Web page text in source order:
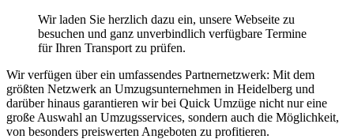
Wir laden Sie herzlich dazu ein, unsere Webseite zu
besuchen und ganz unverbindlich verfügbare Termine
für Ihren Transport zu prüfen.
Wir verfügen über ein umfassendes Partnernetzwerk: Mit dem
größten Netzwerk an Umzugsunternehmen in Heidelberg und
darüber hinaus garantieren wir bei Quick Umzüge nicht nur eine
große Auswahl an Umzugsservices, sondern auch die Möglichkeit,
von besonders preiswerten Angeboten zu profitieren.